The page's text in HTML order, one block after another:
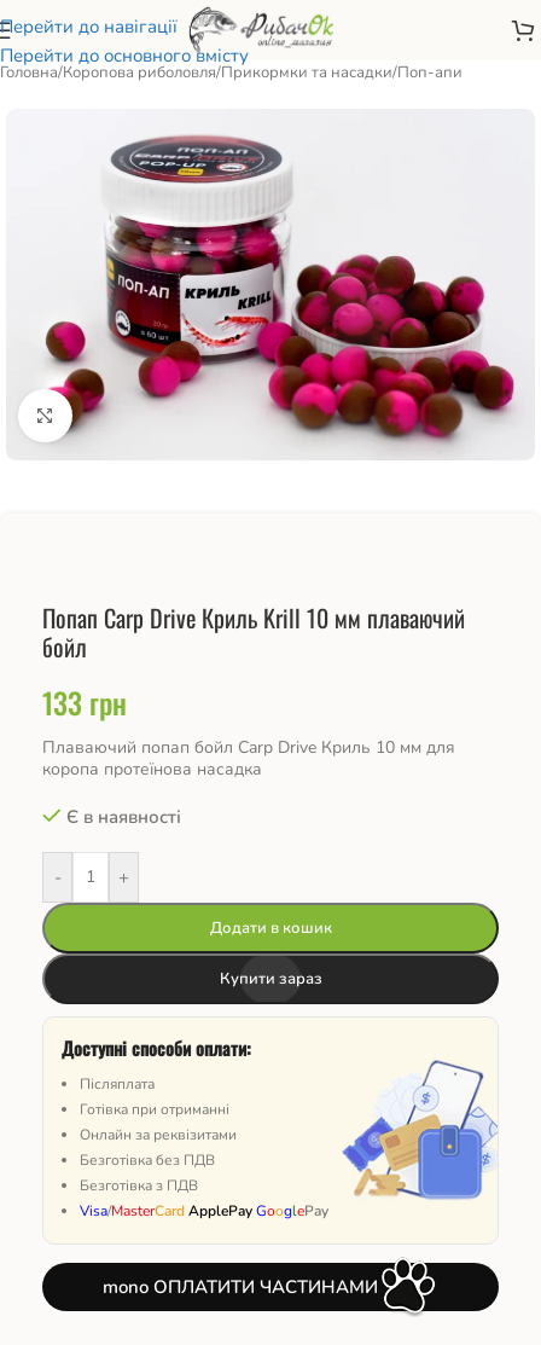
Перейти до навігації
Перейти до основного вмісту
Головна/Коропова риболовля/Прикормки та насадки/Поп-апи
Натисніть, щоб збільшити
Попап Carp Drive Криль Krill 10 мм плаваючий
бойл
133 грн
Плаваючий попап бойл Carp Drive Криль 10 мм для
коропа протеїнова насадка
Є в наявності
- +
Додати в кошик
Купити зараз
Доступні способи оплати:
Післяплата
Готівка при отриманні
Онлайн за реквізитами
Безготівка без ПДВ
Безготівка з ПДВ
Visa/MasterCardApplePayGooglePay
mono ОПЛАТИТИ ЧАСТИНАМИ